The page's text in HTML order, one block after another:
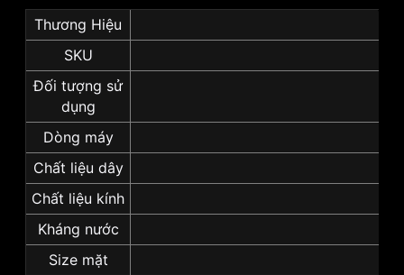
Thương Hiệu
SKU
Đối tượng sử
dụng
Dòng máy
Chất liệu dây
Chất liệu kính
Kháng nước
Size mặt